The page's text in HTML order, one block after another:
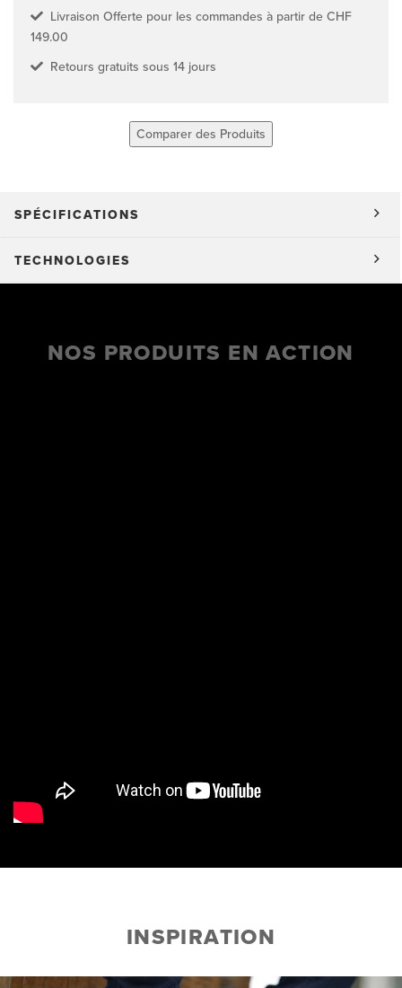
Livraison Offerte pour les commandes à partir de CHF
149.00
Retours gratuits sous 14 jours
Comparer des Produits
SPÉCIFICATIONS
TECHNOLOGIES
NOS PRODUITS EN ACTION
INSPIRATION